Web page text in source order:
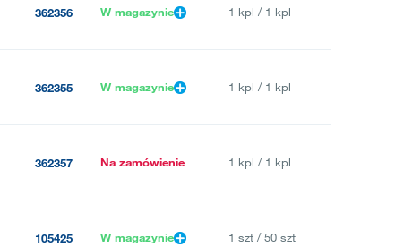
362356 W magazynie 1 kpl / 1 kpl
362355 W magazynie 1 kpl / 1 kpl
362357 Na zamówienie 1 kpl / 1 kpl
105425 W magazynie 1 szt / 50 szt